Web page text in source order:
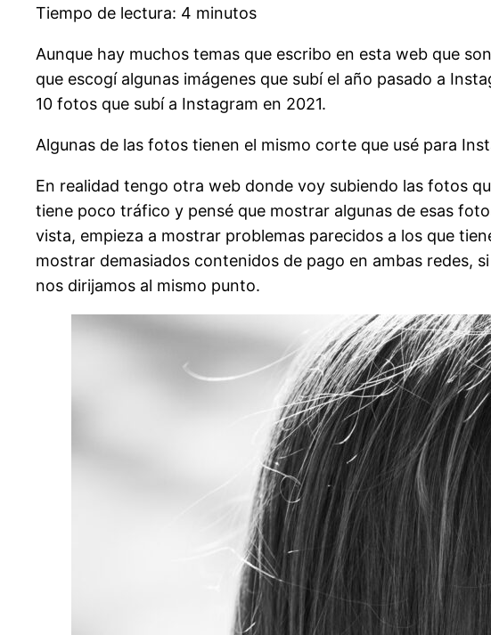
Tiempo de lectura: 4 minutos
Aunque hay muchos temas que escribo en esta web que
que escogí algunas imágenes que subí el año pasado a
10 fotos que subí a Instagram en 2021.
Algunas de las fotos tienen el mismo corte que usé para
En realidad tengo otra web donde voy subiendo las fotos
tiene poco tráfico y pensé que mostrar algunas de esas
vista, empieza a mostrar problemas parecidos a los que
mostrar demasiados contenidos de pago en ambas redes,
nos dirijamos al mismo punto.